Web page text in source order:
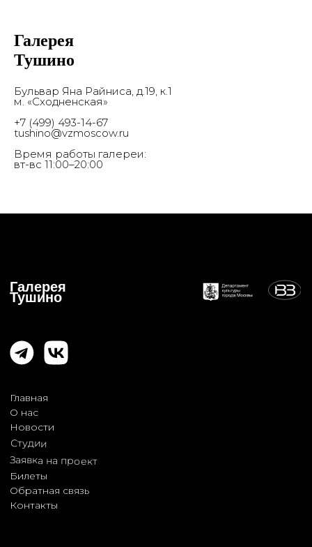
Галерея
Тушино
Бульвар Яна Райниса, д.19, к.1
м. «Сходненская»
+7 (499) 493-14-67
tushino@vzmoscow.ru
Время работы галереи:
вт-вс 11:00–20:00